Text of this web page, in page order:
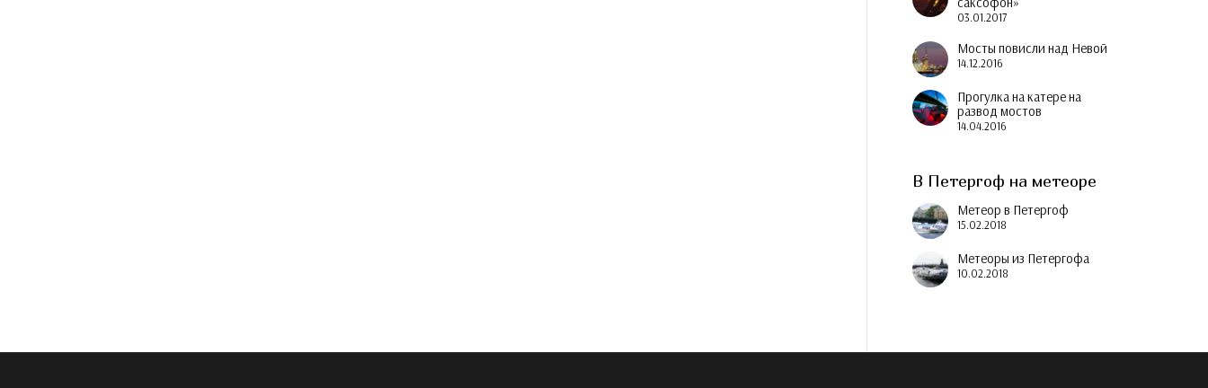
03.01.2017
Мосты повисли над Невой
14.12.2016
Прогулка на катере на
развод мостов
14.04.2016
В Петергоф на метеоре
Метеор в Петергоф
15.02.2018
Метеоры из Петергофа
10.02.2018